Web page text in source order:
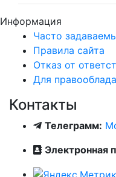
Информация
Часто
Правила сайта
Отказ от
Для
Контакты
Телеграмм:
Электронная